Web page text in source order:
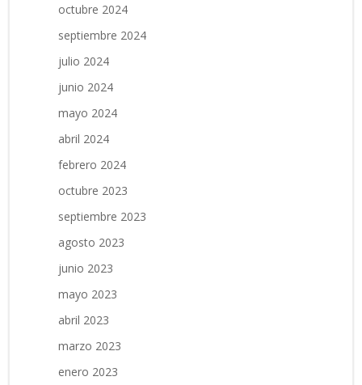
octubre 2024
septiembre 2024
julio 2024
junio 2024
mayo 2024
abril 2024
febrero 2024
octubre 2023
septiembre 2023
agosto 2023
junio 2023
mayo 2023
abril 2023
marzo 2023
enero 2023